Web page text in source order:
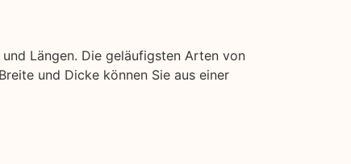
Längen. Die geläufigsten Arten von
und Dicke können Sie aus einer